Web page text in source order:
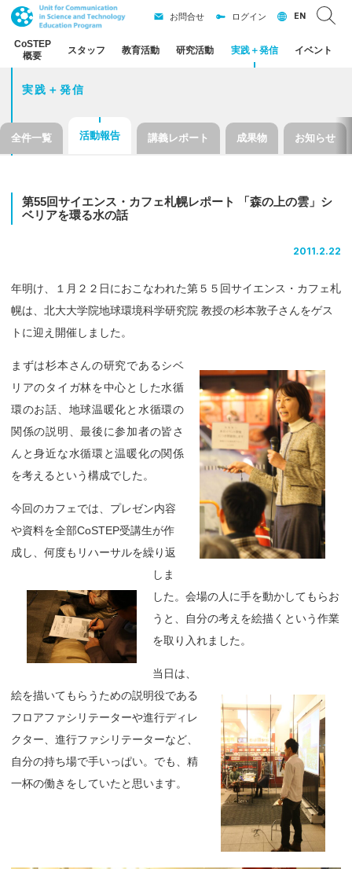
CoSTEP
概要
スタッフ 教育活動 研究活動 実践＋発信 イベント
お問合せ ログイン EN
実践＋発信
全件一覧 活動報告 講義レポート 成果物 お知らせ
第55回サイエンス ・ カフェ札幌レポート 「森の 上の雲」 シ
ベリアを環る水の話
2011.2.22
年明け、１月２２日におこなわれた第５５回サイエンス・カフェ札
幌は、北大大学院地球環境科学研究院 教授の杉本敦子さんをゲス
トに迎え開催しました。
まずは杉本さんの研究であるシベ
リアのタイガ林を中心とした水循
環のお話、地球温暖化と水循環の
関係の説明、最後に参加者の皆さ
んと身近な水循環と温暖化の関係
を考えるという構成でした。
今回のカフェでは、プレゼン内容
や資料を全部CoSTEP受講生が作
成し、何度もリハーサルを繰り返
しま
した。会場の人に手を動かしてもらお
うと、自分の考えを絵描くという作業
を取り入れました。
当日は、
絵を描いてもらうための説明役である
フロアファシリテーターや進行ディレ
クター、進行ファシリテーターなど、
自分の持ち場で手いっぱい。でも、精
一杯の働きをしていたと思います。